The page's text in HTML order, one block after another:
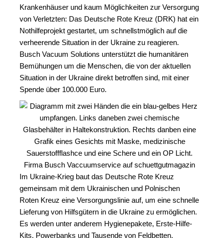
Krankenhäuser und kaum Möglichkeiten zur Versorgung
von Verletzten: Das Deutsche Rote Kreuz (DRK) hat ein
Nothilfeprojekt gestartet, um schnellstmöglich auf die
verheerende Situation in der Ukraine zu reagieren.
Busch Vacuum Solutions unterstützt die humanitären
Bemühungen um die Menschen, die von der aktuellen
Situation in der Ukraine direkt betroffen sind, mit einer
Spende über 100.000 Euro.
Im Ukraine-Krieg baut das Deutsche Rote Kreuz
gemeinsam mit dem Ukrainischen und Polnischen
Roten Kreuz eine Versorgungslinie auf, um eine schnelle
Lieferung von Hilfsgütern in die Ukraine zu ermöglichen.
Es werden unter anderem Hygienepakete, Erste-Hilfe-
Kits, Powerbanks und Tausende von Feldbetten,